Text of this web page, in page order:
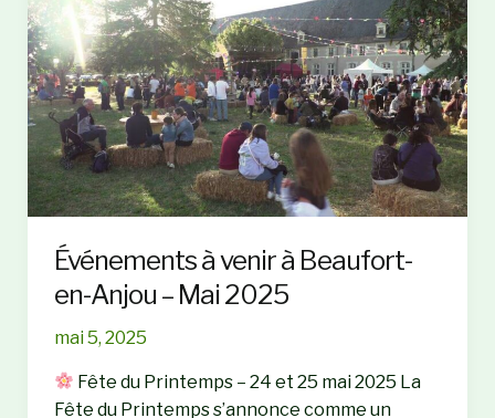
École
du
Château
Événements à venir à Beaufort-
en-Anjou – Mai 2025
mai 5, 2025
Fête du Printemps – 24 et 25 mai 2025 La
Fête du Printemps s’annonce comme un